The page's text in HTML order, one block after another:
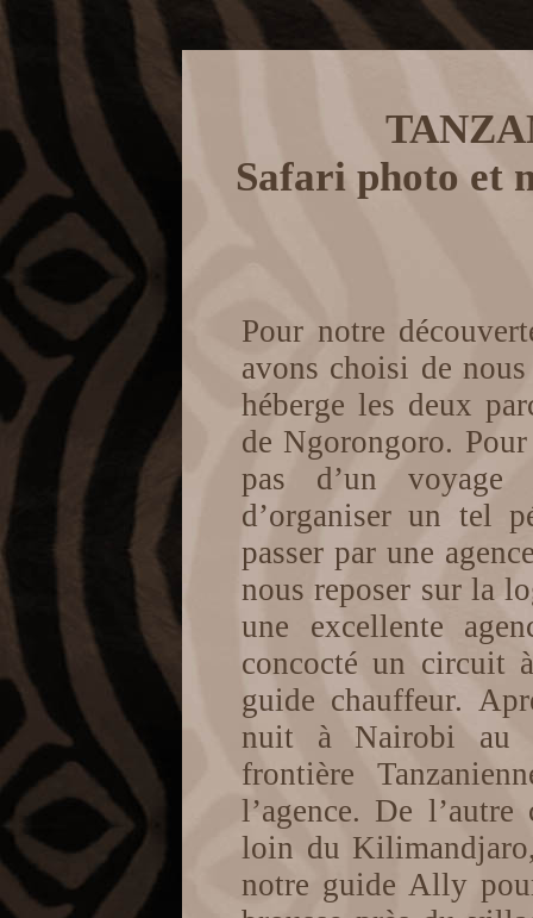
Safari photo et
Pour notre
avons choisi de
héberge les deux
de Ngorongoro.
pas d’un
d’organiser un tel
passer par une
nous reposer sur la
une excellente
concocté un circuit
guide chauffeur.
nuit à Nairobi au
frontière
l’agence. De
loin du
notre guide Ally